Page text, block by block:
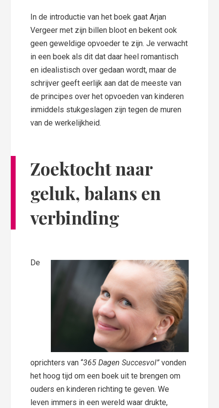
In de introductie van het boek gaat Arjan
Vergeer met zijn billen bloot en bekent ook
geen geweldige opvoeder te zijn. Je verwacht
in een boek als dit dat daar heel romantisch
en idealistisch over gedaan wordt, maar de
schrijver geeft eerlijk aan dat de meeste van
de principes over het opvoeden van kinderen
inmiddels stukgeslagen zijn tegen de muren
van de werkelijkheid.
Zoektocht naar
geluk, balans en
verbinding
De
oprichters van “365 Dagen Succesvol” vonden
het hoog tijd om een boek uit te brengen om
ouders en kinderen richting te geven. We
leven immers in een wereld waar drukte,